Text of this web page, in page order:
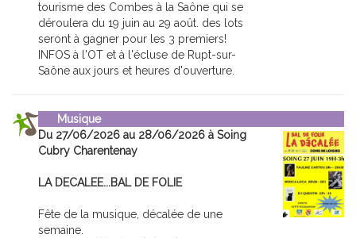
tourisme des Combes à la Saône qui se
déroulera du 19 juin au 29 août. des lots
seront à gagner pour les 3 premiers!
INFOS à l'OT et à l'écluse de Rupt-sur-
Saône aux jours et heures d'ouverture.
Musique
Du 27/06/2026 au 28/06/2026 à Soing
Cubry Charentenay
LA DECALEE...BAL DE FOLIE
Fête de la musique, décalée de une
semaine.